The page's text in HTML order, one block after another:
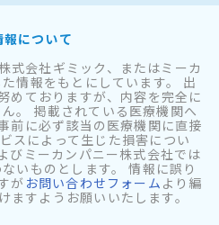
について
式会社ギミック、またはミーカ
情報をもとにしています。 出
めておりますが、内容を完全に
。 掲載されている医療機関へ
前に必ず該当の医療機関に直接
スによって生じた損害につい
びミーカンパニー株式会社では
いものとします。 情報に誤り
が お問い合わせフォーム より編
ますようお願いいたします。